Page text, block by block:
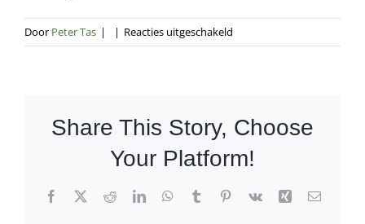
Door Peter Tas | | Reacties uitgeschakeld
Swarfega
SWL45L
Share This Story, Choose
Your Platform!
Facebook
X RedditLinkedInWhatsApp
TumblrPinterest
Vk Xing E-